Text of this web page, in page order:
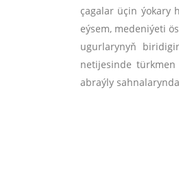
çagalar üçin ýokary
eýsem, medeniýeti
ugurlarynyň
netijesinde
abraýly